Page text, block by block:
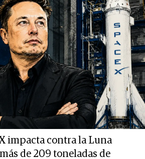
impacta contra la Luna
de 209 toneladas de